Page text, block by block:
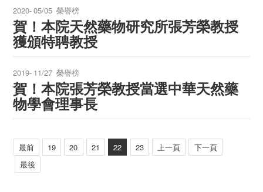
2020-05/05 榮譽榜
賀！本院天然藥物研究所張芳榮教授
獲頒特聘教授
2019- 11/27 榮譽榜
賀！本院張芳榮教授當選中華天然藥
物學會理事長
最前 19 20 21 22 23 上一頁
下一頁
最後